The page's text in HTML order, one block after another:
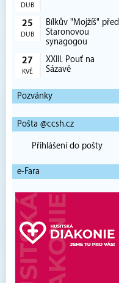
DUB
25
DUB
Bílkův "Mojžíš" před
Staronovou
synagogou
27
KVĚ
XXIII. Pouť na
Sázavě
Pozvánky
Pošta @ccsh.cz
Přihlášení do pošty
e-Fara